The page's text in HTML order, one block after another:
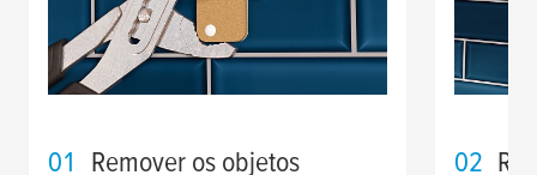
01 Remover os objetos 02